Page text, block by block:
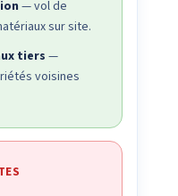
— vol de
sur site.
tiers —
voisines